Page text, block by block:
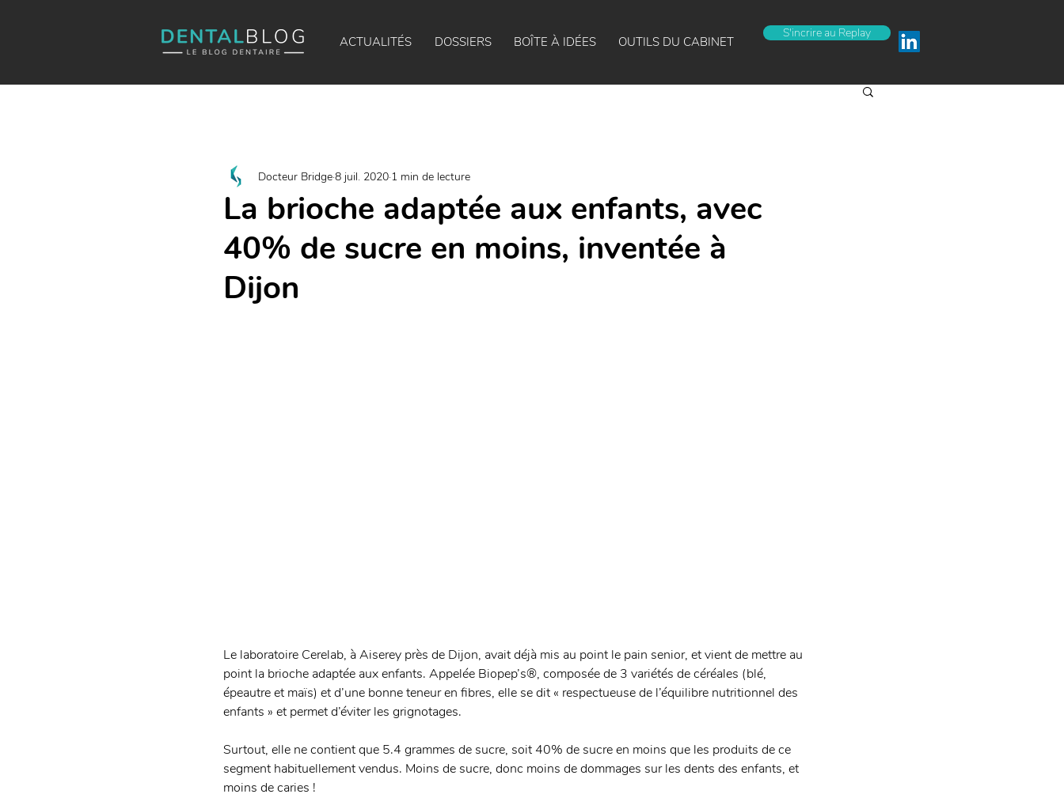
ACTUALITÉS DOSSIERS BOÎTE À IDÉES OUTILS DU CABINET
S'incrire au Replay
La brioche adaptée aux enfants, avec
40% de sucre en moins, inventée à
Dijon
Docteur Bridge8 juil. 2020 1 min de lecture
Le laboratoire Cerelab, à Aiserey près de Dijon, avait déjà mis au point le pain senior, et vient de mettre au
point la brioche adaptée aux enfants. Appelée Biopep’s®, composée de 3 variétés de céréales (blé,
épeautre et maïs) et d’une bonne teneur en fibres, elle se dit « respectueuse de l’équilibre nutritionnel des
enfants » et permet d’éviter les grignotages.
Surtout, elle ne contient que 5.4 grammes de sucre, soit 40% de sucre en moins que les produits de ce
segment habituellement vendus. Moins de sucre, donc moins de dommages sur les dents des enfants, et
moins de caries !